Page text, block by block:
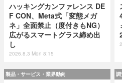
ハッキングカンファレンス DE
F CON、Meta式「変態メガ
ネ」全面禁止（度付きもNG）
広がるスマートグラス締め出
し
2026.8.3 Mon 8:15
製品・サービス・業界動向 調